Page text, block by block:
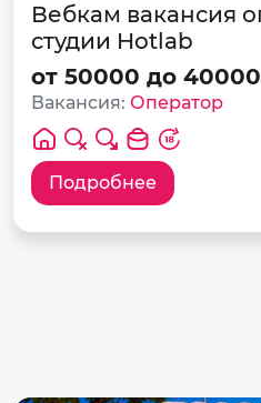
Вебкам вакансия
студии Hotlab
от 50000 до
Вакансия: Оператор
Подробнее